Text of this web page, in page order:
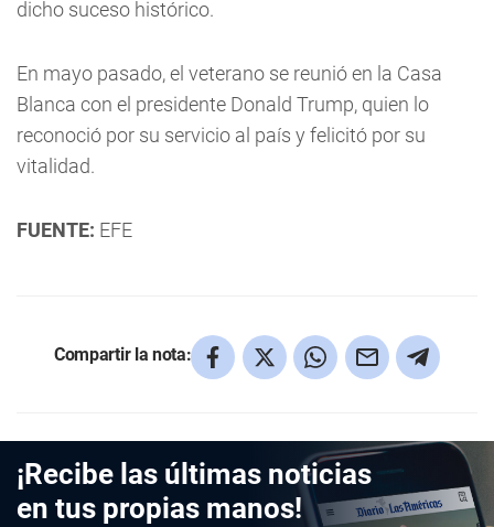
dicho suceso histórico.
En mayo pasado, el veterano se reunió en la Casa
Blanca con el presidente Donald Trump, quien lo
reconoció por su servicio al país y felicitó por su
vitalidad.
FUENTE: EFE
Compartir la nota:
¡Recibe las últimas noticias
en tus propias manos!